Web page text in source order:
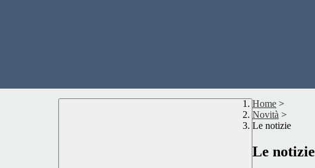
Home >
Novità >
Le notizie
Le notizie